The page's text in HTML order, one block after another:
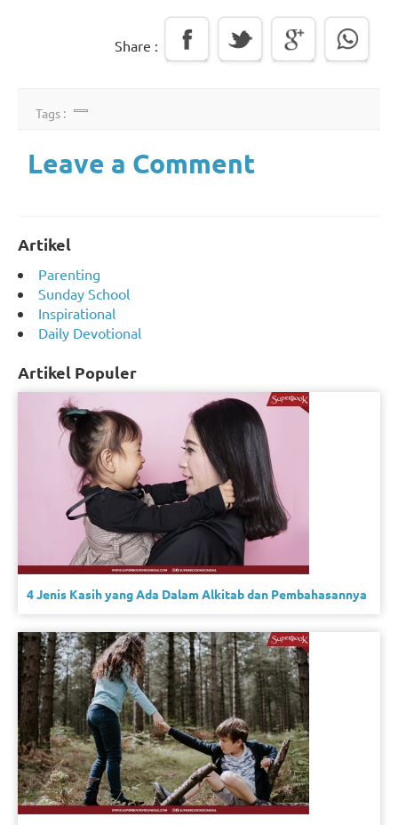
Share :
Tags :
Leave a Comment
Artikel
Parenting
Sunday School
Inspirational
Daily Devotional
Artikel Populer
4 Jenis Kasih yang Ada Dalam Alkitab dan Pembahasannya